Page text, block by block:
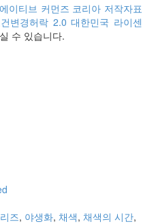
이티브 커먼즈 코리아 저작자표
변경허락 2.0 대한민국 라이센
수 있습니다.
즈, 야생화, 채색, 채색의 시간,